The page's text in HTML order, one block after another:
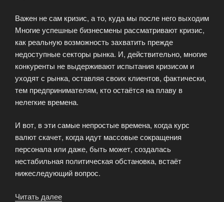
Важен не сам кризис, а то, куда мы после него выходим
Многие успешные бизнесмены рассматривают кризис,
как реальную возможность захватить прежде
недоступные секторы рынка. И, действительно, многие
конкуренты не выдерживают испытания кризисом и
уходят с рынка, оставляя своих клиентов, фактически,
тем предпринимателям, кто остаётся на плаву в
нелегкие времена.
И вот, в эти самые непростые времена, когда курс
валют скачет, когда идут массовые сокращения
персонала или даже, быть может, создалась
нестабильная политическая обстановка, встаёт
нижеследующий вопрос.
Читать далее